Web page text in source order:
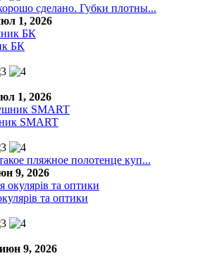
сделано. Губки плотны...
1, 2026
БК
1, 2026
SMART
пляжное полотенце куп...
9, 2026
та оптики
июн 9, 2026